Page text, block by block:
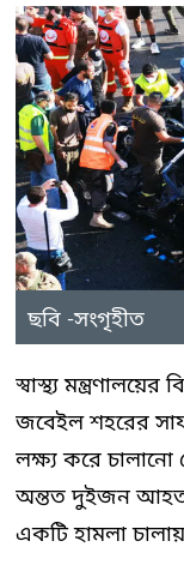
ছবি -সংগৃহীত
স্বাস্থ্য
জবেইল শহরের
লক্ষ্য করে
অন্তত দুইজন
একটি হামলা